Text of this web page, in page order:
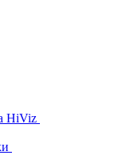
HiViz